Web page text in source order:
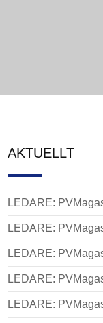
AKTUELLT
LEDARE:
LEDARE:
LEDARE:
LEDARE:
LEDARE: